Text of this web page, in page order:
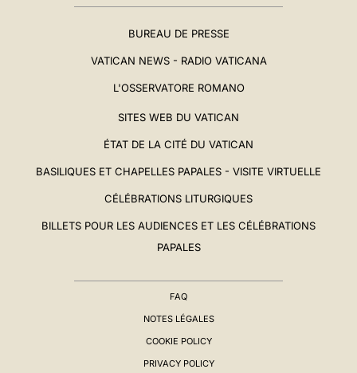
BUREAU DE PRESSE
VATICAN NEWS - RADIO VATICANA
L'OSSERVATORE ROMANO
SITES WEB DU VATICAN
ÉTAT DE LA CITÉ DU VATICAN
BASILIQUES ET CHAPELLES PAPALES - VISITE VIRTUELLE
CÉLÉBRATIONS LITURGIQUES
BILLETS POUR LES AUDIENCES ET LES CÉLÉBRATIONS
PAPALES
FAQ
NOTES LÉGALES
COOKIE POLICY
PRIVACY POLICY